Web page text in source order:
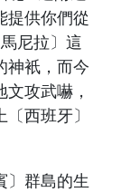
提供你們從
尼拉〕這
神衹，而今
攻武嚇，
西班牙〕
〕群島的生